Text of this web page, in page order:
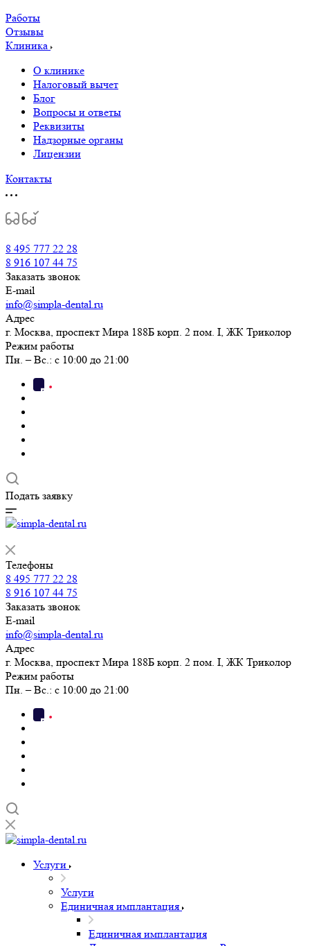
Работы
Отзывы
Клиника
О клинике
Налоговый вычет
Блог
Вопросы и ответы
Реквизиты
Надзорные органы
Лицензии
Контакты
8 495 777 22 28
8 916 107 44 75
Заказать звонок
E-mail
info@simpla-dental.ru
Адрес
г. Москва, проспект Мира 188Б корп. 2 пом. I, ЖК Триколор
Режим работы
Пн. – Вс.: с 10:00 до 21:00
Подать заявку
Телефоны
8 495 777 22 28
8 916 107 44 75
Заказать звонок
E-mail
info@simpla-dental.ru
Адрес
г. Москва, проспект Мира 188Б корп. 2 пом. I, ЖК Триколор
Режим работы
Пн. – Вс.: с 10:00 до 21:00
Услуги
Услуги
Единичная имплантация
Единичная имплантация